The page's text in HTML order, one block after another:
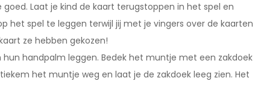
Laat je kind de kaart terugstoppen in het spel en
het spel te leggen terwijl jij met je vingers over de kaarten
ze hebben gekozen!
handpalm leggen. Bedek het muntje met een zakdoek
het muntje weg en laat je de zakdoek leeg zien. Het